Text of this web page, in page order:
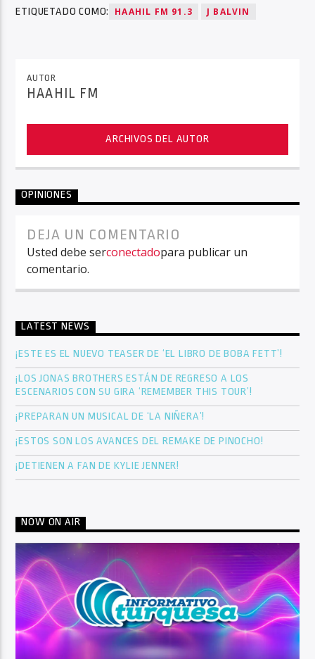
ETIQUETADO COMO: HAAHIL FM 91.3 J BALVIN
AUTOR
HAAHIL FM
ARCHIVOS DEL AUTOR
OPINIONES
DEJA UN COMENTARIO
Usted debe serconectadopara publicar un
comentario.
LATEST NEWS
¡ESTE ES EL NUEVO TEASER DE ‘EL LIBRO DE BOBA FETT’!
¡LOS JONAS BROTHERS ESTÁN DE REGRESO A LOS
ESCENARIOS CON SU GIRA ‘REMEMBER THIS TOUR’!
¡PREPARAN UN MUSICAL DE ‘LA NIÑERA’!
¡ESTOS SON LOS AVANCES DEL REMAKE DE PINOCHO!
¡DETIENEN A FAN DE KYLIE JENNER!
NOW ON AIR